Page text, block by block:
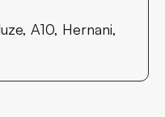
A10, Hernani,